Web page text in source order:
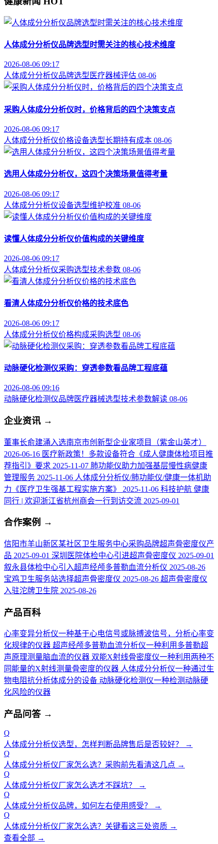
人体成分分析仪品牌选型时需关注的核心技术维度
2026-08-06 09:17
人体成分分析仪品牌选型 医疗器械评估 08-06
采购人体成分分析仪时，价格背后的四个决策支点
2026-08-06 09:17
人体成分分析仪价格设备选型长期持有成本 08-06
选用人体成分分析仪，这四个决策场景值得考量
2026-08-06 09:17
人体成分分析仪设备选型维护校准 08-06
读懂人体成分分析仪价值构成的关键维度
2026-08-06 09:17
人体成分分析仪采购选型技术参数 08-06
看清人体成分分析仪价格的技术底色
2026-08-06 09:17
人体成分分析仪价格构成采购选型 08-06
动脉硬化检测仪采购：穿透参数看品牌工程底蕴
2026-08-06 09:16
动脉硬化检测仪品牌医疗器械选型技术参数解读 08-06
企业资讯 →
董事长俞建涌入选南京市创新型企业家项目（紫金山英才）
2026-06-16 医疗新政策！多款设备符合《成人健康体检项目推
荐指引》要求 2025-11-07 肺功能仪助力加强基层慢性病健康
管理服务 2025-11-06 人体成分分析仪/肺功能仪/健康一体机助
力《医疗卫生强基工程实施方案》
2025-11-06 科技护航 健康
同行 | 欢迎浙江省杭州商会一行到访交流 2025-09-01
合作案例 →
信阳市羊山新区某社区卫生服务中心采购品牌超声骨密度仪产
品 2025-09-01 深圳医院体检中心引进超声骨密度仪 2025-09-01
叙永县体检中心引入超声经颅多普勒血流分析仪 2025-08-26
宝鸡卫生服务站选择超声骨密度仪 2025-08-26 超声骨密度仪
入驻沱牌卫生院 2025-08-26
产品百科
心率变异分析仪一种基于心电信号或脉搏波信号，分析心率变
化规律的仪器 超声经颅多普勒血流分析仪一种利用多普勒超
声原理测量脑血流的仪器 双能X射线骨密度仪一种利用两种不
同能量的X射线测量骨密度的仪器 人体成分分析仪一种通过生
物电阻抗分析体成分的设备 动脉硬化检测仪一种检测动脉硬
化风险的仪器
产品问答 →
Q
人体成分分析仪选型，怎样判断品牌售后是否较好？
→
Q
人体成分分析仪厂家怎么选？采购前先看清这几点 →
Q
人体成分分析仪厂家怎么选才不踩坑？
→
Q
人体成分分析仪品牌，如何左右使用感受？
→
Q
人体成分分析仪厂家怎么选？关键看这三处资质 →
查看全部 →